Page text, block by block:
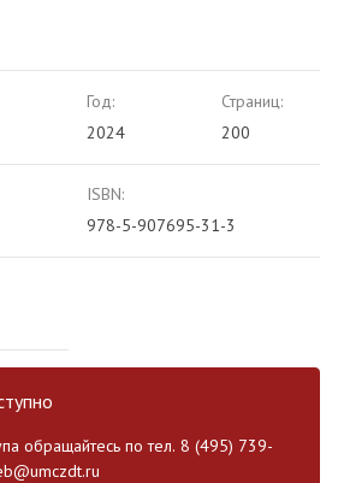
Год:
2024
Страниц:
200
ISBN:
978-5-907695-31-3
обращайтесь по тел. 8 (495) 739-